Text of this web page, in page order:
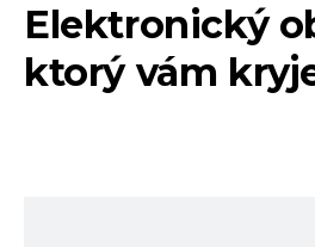
Elektronický
ktorý vám